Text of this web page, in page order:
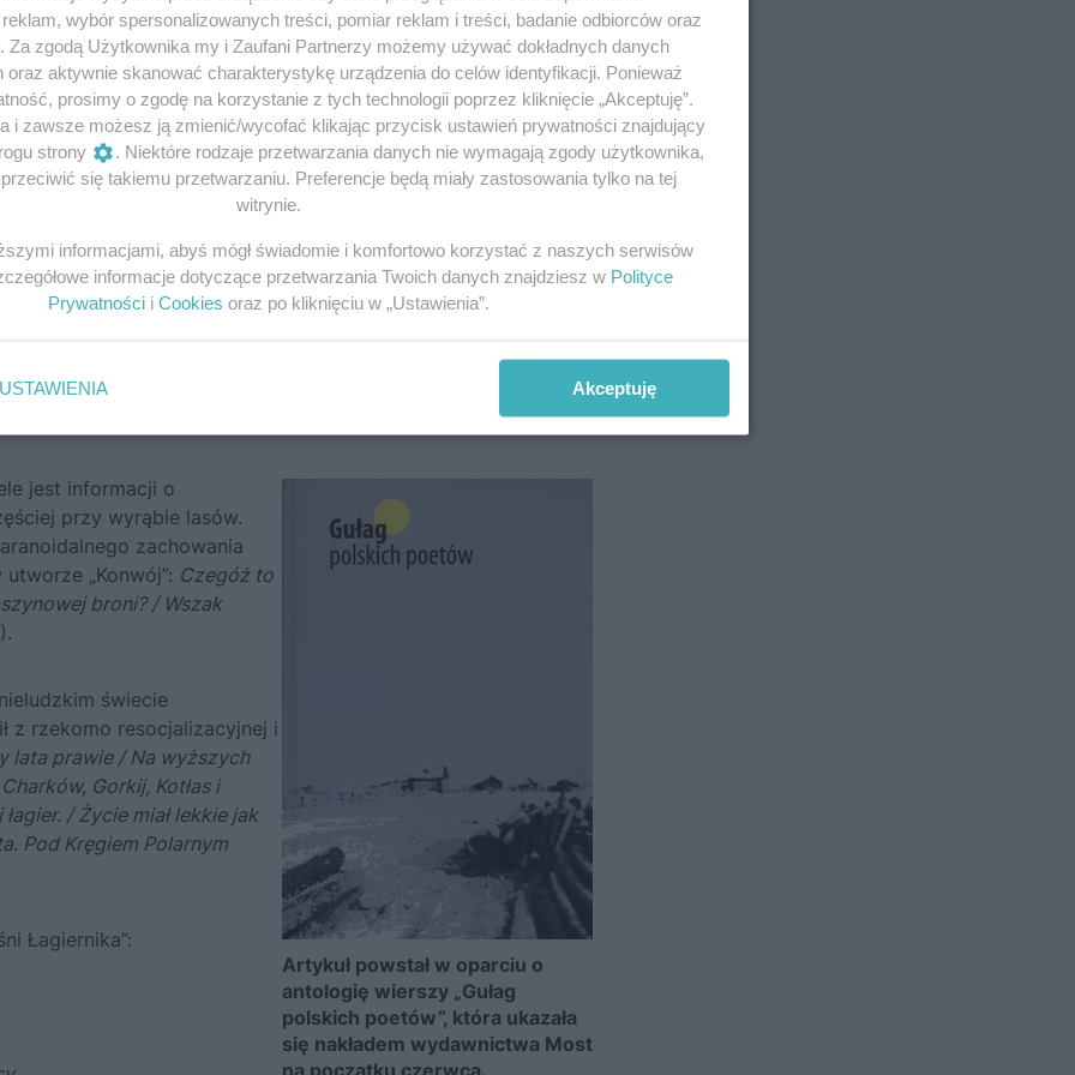
Bazarewski wspominał:Każdego rana konwój podawał
kaszlała krwią. / (…)Koła stukały śmiercią o szerokie tory. /(…)
się na postojach / W śpiewne, kołchoźne wozy(wiersz
przewijają się postacie zesłańców w podeszłym wieku,
przetrwać podróży na Sybir. U Beaty Obertyńskiej czytamy
się tym nie przejął:Przeciągnęli go potem pod ścianę, / do
sztywny i stygł. / Kto by sobie w transporcie trupem głowę
się tylko pojedyncze postacie, których sytuacja jest na
czytamy, że:
spodziewał się od radzieckich towarzyszy.
Artykuł powstał w oparciu o
antologię wierszy „Gułag
polskich poetów”, która ukazała
się nakładem wydawnictwa Most
jest informacji o
przy wyrąbie lasów.
zachowania
„Konwój”: Czegóż to
broni? / Wszak
świecie
z rzekomo resocjalizacyjnej i
lata prawie / Na wyższych
Gorkij, Kotłas i
/ Życie miał lekkie jak
Pod Kręgiem Polarnym
Łagiernika”:
wybór spersonalizowanych treści, pomiar reklam i treści, badanie odbiorców oraz
Za zgodą Użytkownika my i Zaufani Partnerzy możemy używać dokładnych danych
oraz aktywnie skanować charakterystykę urządzenia do celów identyfikacji. Ponieważ
prosimy o zgodę na korzystanie z tych technologii poprzez kliknięcie „Akceptuję”.
i zawsze możesz ją zmienić/wycofać klikając przycisk ustawień prywatności znajdujący
strony
. Niektóre rodzaje przetwarzania danych nie wymagają zgody użytkownika,
się takiemu przetwarzaniu. Preferencje będą miały zastosowania tylko na tej
witrynie.
informacjami, abyś mógł świadomie i komfortowo korzystać z naszych serwisów
informacje dotyczące przetwarzania Twoich danych znajdziesz w Polityce
Prywatności i Cookies oraz po kliknięciu w „Ustawienia”.
USTAWIENIA Akceptuję